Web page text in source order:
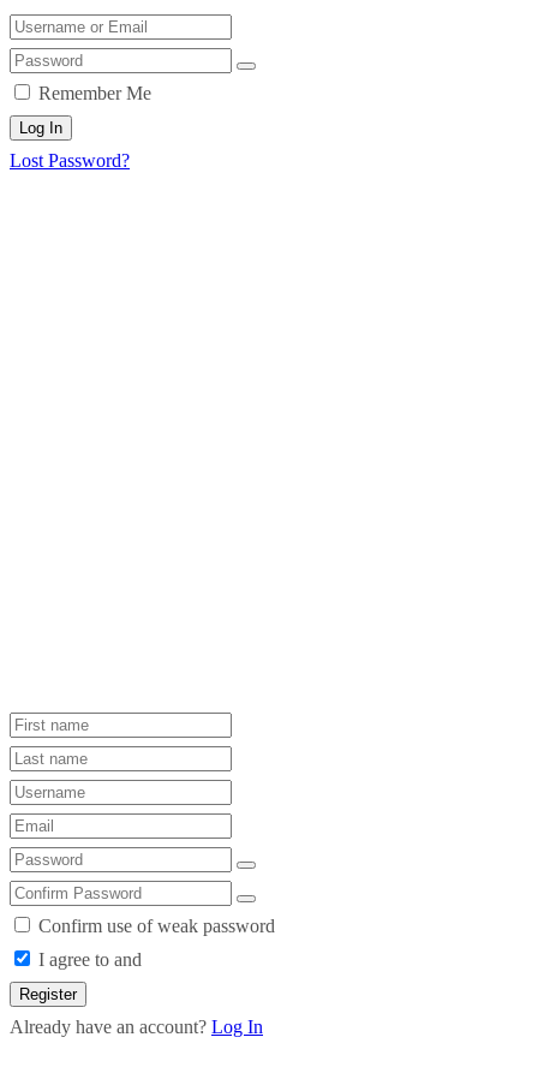
Remember Me
Log In
Lost Password?
Confirm use of weak password
I agree to and
Register
Already have an account? Log In